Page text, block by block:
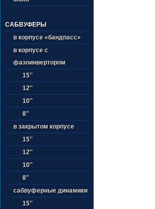
САБВУФЕРЫ
в корпусе «бандпасс»
в корпусе с
фазоинвертором
15''
12''
10''
8''
в закрытом корпусе
15''
12''
10''
8''
сабвуферные динамики
15''